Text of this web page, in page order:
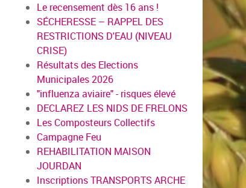
Le recensement dès 16 ans !
SÉCHERESSE – RAPPEL DES
RESTRICTIONS D'EAU (NIVEAU
CRISE)
Résultats des Elections
Municipales 2026
"influenza aviaire" - risques élevé
DECLAREZ LES NIDS DE FRELONS
Les Composteurs Collectifs
Campagne Feu
REHABILITATION MAISON
JOURDAN
Inscriptions TRANSPORTS ARCHE